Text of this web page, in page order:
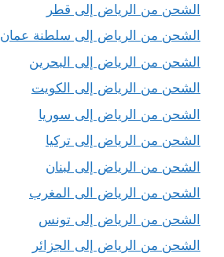
الشحن من الرياض إلى قطر
الشحن من الرياض إلى سلطنة عمان
الشحن من الرياض إلى البحرين
الشحن من الرياض إلى الكويت
الشحن من الرياض إلى سوريا
الشحن من الرياض إلى تركيا
الشحن من الرياض إلى لبنان
الشحن من الرياض الى المغرب
الشحن من الرياض إلى تونس
الشحن من الرياض إلى الجزائر